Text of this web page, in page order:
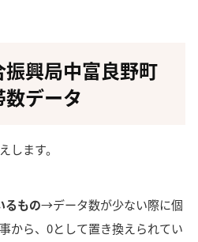
興局中富良野町
データ
します。
るもの→データ数が少ない際に個
から、0として置き換えられてい